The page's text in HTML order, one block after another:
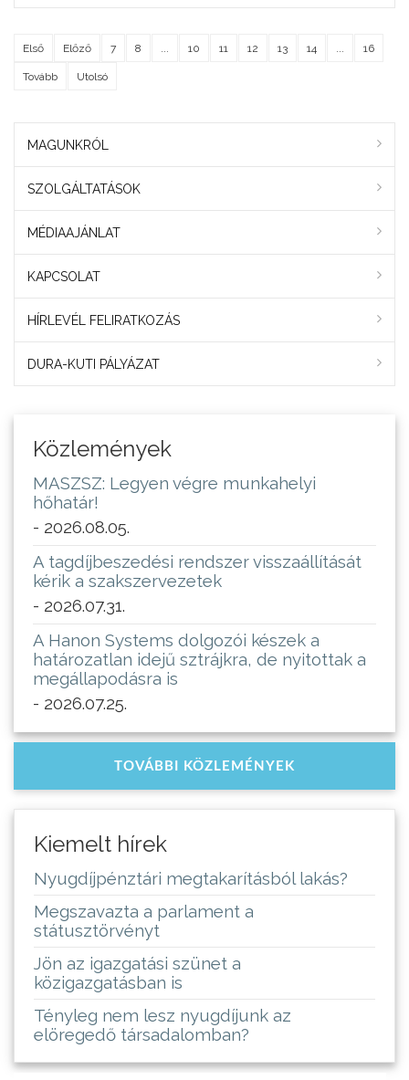
Első Előző 7 8 10 11 12 13 14 16
Tovább Utolsó
MAGUNKRÓL
SZOLGÁLTATÁSOK
MÉDIAAJÁNLAT
KAPCSOLAT
HÍRLEVÉL FELIRATKOZÁS
DURA-KUTI PÁLYÁZAT
Közlemények
MASZSZ: Legyen végre munkahelyi
hőhatár!
- 2026.08.05.
A tagdíjbeszedési rendszer visszaállítását
kérik a szakszervezetek
- 2026.07.31.
A Hanon Systems dolgozói készek a
határozatlan idejű sztrájkra, de nyitottak a
megállapodásra is
- 2026.07.25.
TOVÁBBI KÖZLEMÉNYEK
Kiemelt hírek
Nyugdíjpénztári megtakarításból lakás?
Megszavazta a parlament a
státusztörvényt
Jön az igazgatási szünet a
közigazgatásban is
Tényleg nem lesz nyugdíjunk az
elöregedő társadalomban?